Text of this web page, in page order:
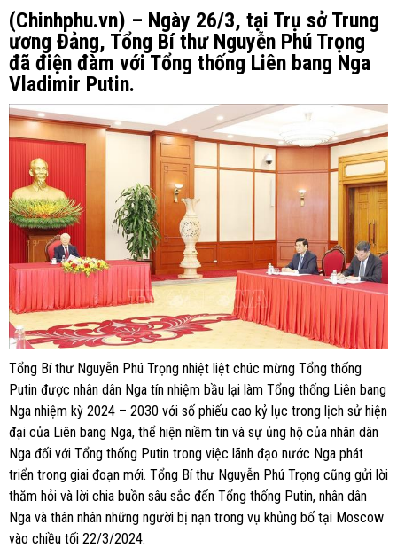
(Chinhphu.vn) – Ngày 26/3, tại Trụ sở Trung
ương Đảng, Tổng Bí thư Nguyễn Phú Trọng
đã điện đàm với Tổng thống Liên bang Nga
Vladimir Putin.
Tổng Bí thư Nguyễn Phú Trọng nhiệt liệt chúc mừng Tổng thống
Putin được nhân dân Nga tín nhiệm bầu lại làm Tổng thống Liên bang
Nga nhiệm kỳ 2024 – 2030 với số phiếu cao kỷ lục trong lịch sử hiện
đại của Liên bang Nga, thể hiện niềm tin và sự ủng hộ của nhân dân
Nga đối với Tổng thống Putin trong việc lãnh đạo nước Nga phát
triển trong giai đoạn mới. Tổng Bí thư Nguyễn Phú Trọng cũng gửi lời
thăm hỏi và lời chia buồn sâu sắc đến Tổng thống Putin, nhân dân
Nga và thân nhân những người bị nạn trong vụ khủng bố tại Moscow
vào chiều tối 22/3/2024.